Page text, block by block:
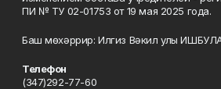
ПИ № ТУ 02-01753 от 19 мая 2025 года.
Баш мөхәррир: Илгиз Вәкил улы
Телефон
(347)292-77-60